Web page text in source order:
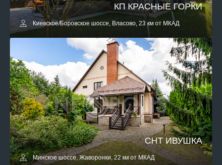
КП КРАСНЫЕ ГОРКИ
Киевское/Боровское шоссе, Власово, 23 км от МКАД
СНТ ИВУШКА
Минское шоссе, Жаворонки, 22 км от МКАД